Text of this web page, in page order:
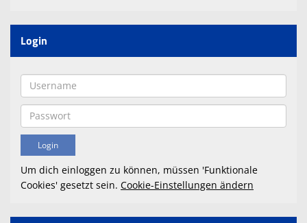
Login
Um dich einloggen zu können, müssen 'Funktionale
Cookies' gesetzt sein. Cookie-Einstellungen ändern